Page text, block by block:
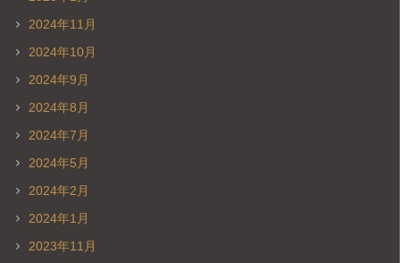
2024年11月
2024年10月
2024年9月
2024年8月
2024年7月
2024年5月
2024年2月
2024年1月
2023年11月